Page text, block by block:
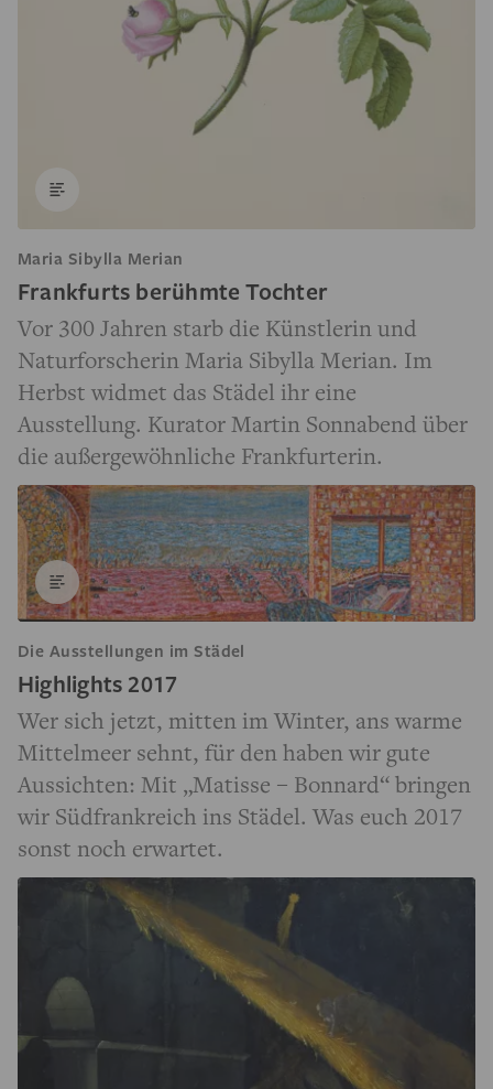
Maria Sibylla Merian
Frankfurts berühmte Tochter
Vor 300 Jahren starb die Künstlerin und
Naturforscherin Maria Sibylla Merian. Im
Herbst widmet das Städel ihr eine
Ausstellung. Kurator Martin Sonnabend über
die außergewöhnliche Frankfurterin.
Die Ausstellungen im Städel
Highlights 2017
Wer sich jetzt, mitten im Winter, ans warme
Mittelmeer sehnt, für den haben wir gute
Aussichten: Mit „Matisse – Bonnard“ bringen
wir Südfrankreich ins Städel. Was euch 2017
sonst noch erwartet.